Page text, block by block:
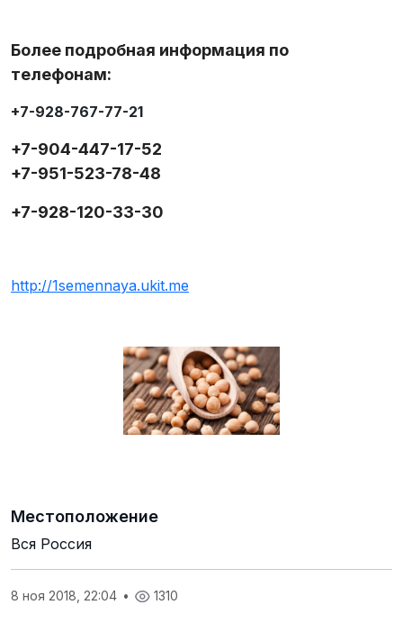
Более подробная информация по
телефонам:
+7-928-767-77-21
+7-904-447-17-52
+7-951-523-78-48
+7-928-120-33-30
http://1semennaya.ukit.me
Местоположение
Вся Россия
8 ноя 2018, 22:04 • 1310